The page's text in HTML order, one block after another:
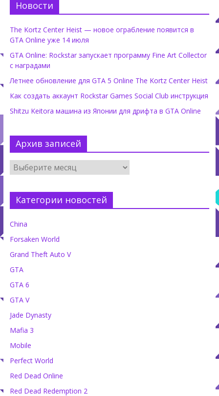
Новости
The Kortz Center Heist — новое ограбление появится в
GTA Online уже 14 июля
GTA Online: Rockstar запускает программу Fine Art Collector
с наградами
Летнее обновление для GTA 5 Online The Kortz Center Heist
Как создать аккаунт Rockstar Games Social Club инструкция
Shitzu Keitora машина из Японии для дрифта в GTA Online
Архив записей
Категории новостей
China
Forsaken World
Grand Theft Auto V
GTA
GTA 6
GTA V
Jade Dynasty
Mafia 3
Mobile
Perfect World
Red Dead Online
Red Dead Redemption 2